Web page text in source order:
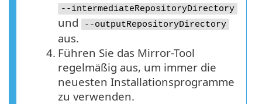
--intermediateRepositoryDirectory
und --outputRepositoryDirectory
aus.
4. Führen Sie das Mirror-Tool
regelmäßig aus, um immer die
neuesten Installationsprogramme
zu verwenden.